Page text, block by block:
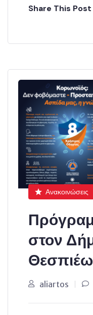
Share This Post
Ανακοινώσεις
στον
aliartos